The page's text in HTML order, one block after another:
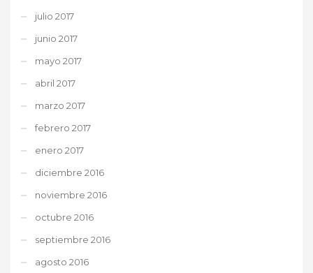
julio 2017
junio 2017
mayo 2017
abril 2017
marzo 2017
febrero 2017
enero 2017
diciembre 2016
noviembre 2016
octubre 2016
septiembre 2016
agosto 2016